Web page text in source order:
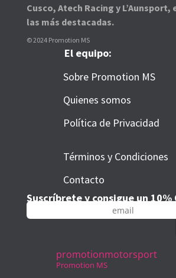
Cusco, Atech Racing y L’Aunsport,
las más destacadas.
© 2024 Promotion MS
El equipo:
Sobre Promotion MS
Quienes somos
Política de Privacidad
Términos y Condiciones
Contacto
Suscríbrete y consigue un 10%
promotionmotorsport
Promotion MS